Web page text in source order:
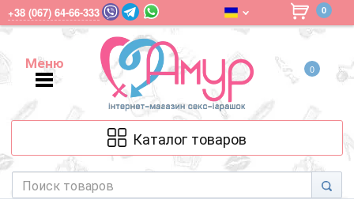
+38 (067) 64-66-333 0
Меню
Меню
0
Каталог товаров